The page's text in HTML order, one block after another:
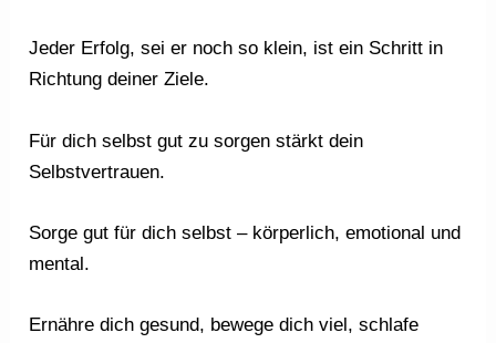
Jeder Erfolg, sei er noch so klein, ist ein Schritt in
Richtung deiner Ziele.
Für dich selbst gut zu sorgen stärkt dein
Selbstvertrauen.
Sorge gut für dich selbst – körperlich, emotional und
mental.
Ernähre dich gesund, bewege dich viel, schlafe